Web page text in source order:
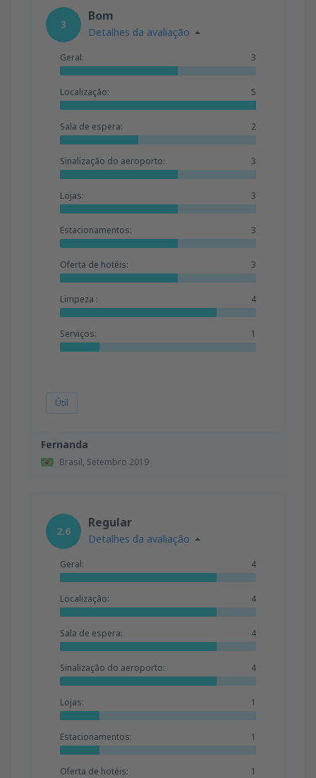
Fernanda
Brasil, Setembro 2019
3
Bom
Detalhes da avaliação
Geral: 3
Localização: 5
Sala de espera: 2
Sinalização do aeroporto: 3
Lojas: 3
Estacionamentos: 3
Oferta de hotéis: 3
Limpeza : 4
Serviços: 1
Útil
2.6
Regular
Detalhes da avaliação
Geral: 4
Localização: 4
Sala de espera: 4
Sinalização do aeroporto: 4
Lojas: 1
Estacionamentos: 1
Oferta de hotéis: 1